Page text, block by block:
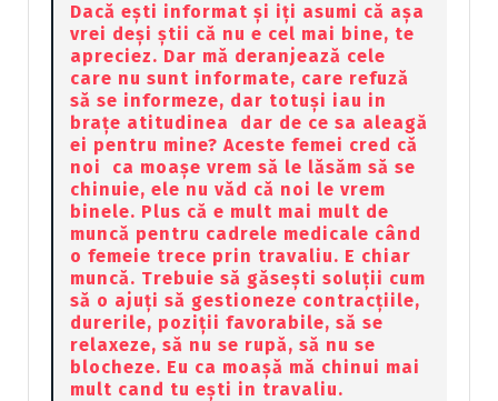
Dacă ești informat și iți asumi că așa
vrei deși știi că nu e cel mai bine, te
apreciez. Dar mă deranjează cele
care nu sunt informate, care refuză
să se informeze, dar totuși iau in
brațe atitudinea dar de ce sa aleagă
ei pentru mine? Aceste femei cred că
noi ca moașe vrem să le lăsăm să se
chinuie, ele nu văd că noi le vrem
binele. Plus că e mult mai mult de
muncă pentru cadrele medicale când
o femeie trece prin travaliu. E chiar
muncă. Trebuie să găsești soluții cum
să o ajuți să gestioneze contracțiile,
durerile, poziții favorabile, să se
relaxeze, să nu se rupă, să nu se
blocheze. Eu ca moașă mă chinui mai
mult cand tu ești in travaliu.